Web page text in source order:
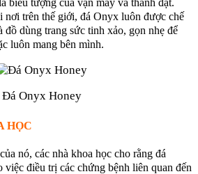
biểu tượng của vận may và thành đạt.
nơi trên thế giới, đá Onyx luôn được chế
đồ dùng trang sức tinh xảo, gọn nhẹ để
luôn mang bên mình.
Đá Onyx Honey
HỌC
nó, các nhà khoa học cho rằng đá
điều trị các chứng bệnh liên quan đến